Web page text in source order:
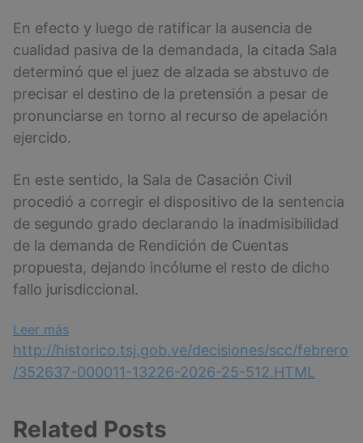
En efecto y luego de ratificar la ausencia de
cualidad pasiva de la demandada, la citada Sala
determinó que el juez de alzada se abstuvo de
precisar el destino de la pretensión a pesar de
pronunciarse en torno al recurso de apelación
ejercido.
En este sentido, la Sala de Casación Civil
procedió a corregir el dispositivo de la sentencia
de segundo grado declarando la inadmisibilidad
de la demanda de Rendición de Cuentas
propuesta, dejando incólume el resto de dicho
fallo jurisdiccional.
Leer más:
Sentencia
N°
13
http://historico.tsj.gob.ve/decisiones/scc/febrero
/352637-000011-13226-2026-25-512.HTML
Related Posts